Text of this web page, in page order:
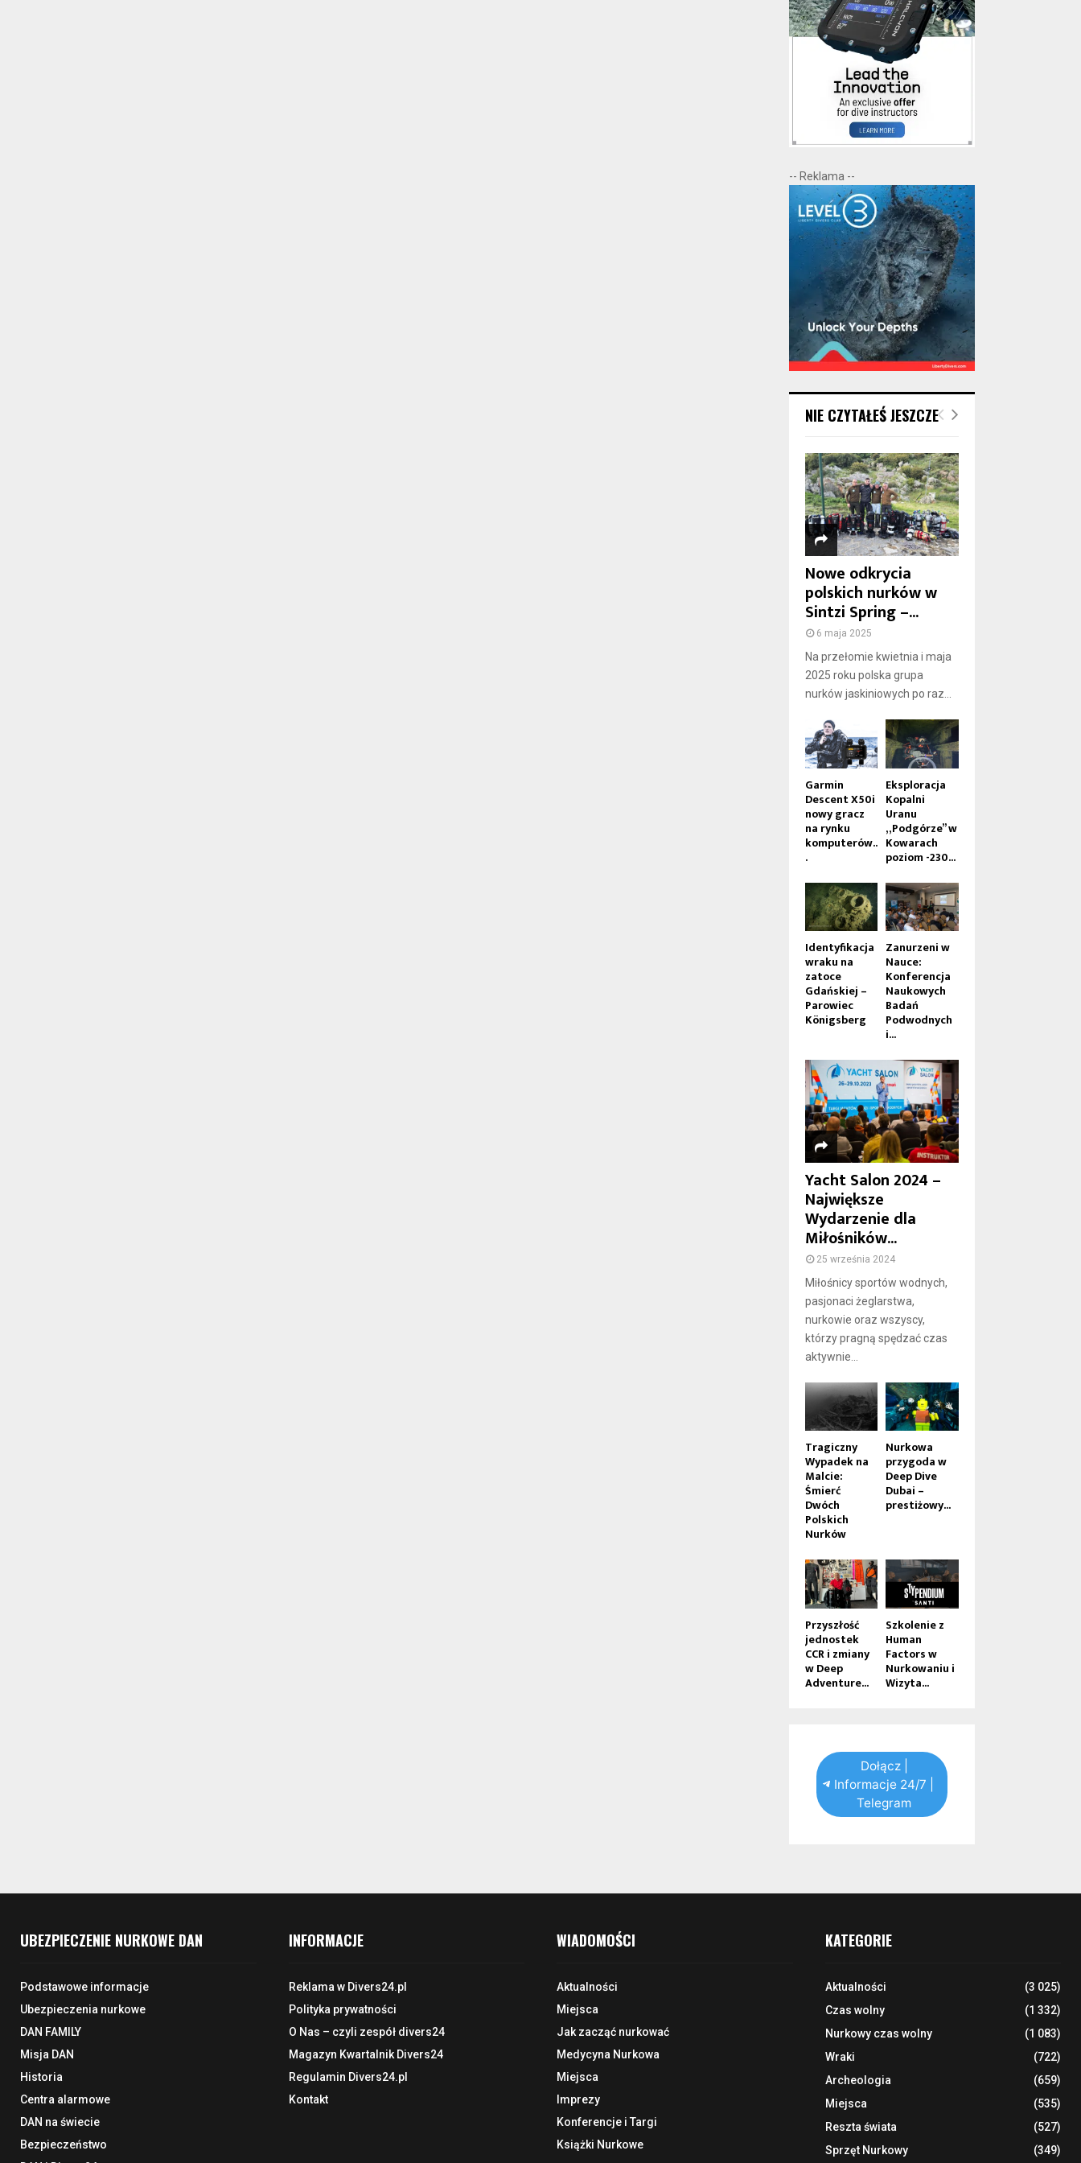
-- Reklama --
NIE CZYTAŁEŚ JESZCZE
Nowe odkrycia
polskich nurków w
Sintzi Spring –...
6 maja 2025
Na przełomie kwietnia i maja
2025 roku polska grupa
nurków jaskiniowych po raz...
Garmin
Descent X50i
nowy gracz
na rynku
komputerów..
.
Eksploracja
Kopalni
Uranu
„Podgórze” w
Kowarach
poziom -230...
Identyfikacja
wraku na
zatoce
Gdańskiej –
Parowiec
Königsberg
Zanurzeni w
Nauce:
Konferencja
Naukowych
Badań
Podwodnych
i...
Yacht Salon 2024 –
Największe
Wydarzenie dla
Miłośników...
25 września 2024
Miłośnicy sportów wodnych,
pasjonaci żeglarstwa,
nurkowie oraz wszyscy,
którzy pragną spędzać czas
aktywnie...
Tragiczny
Wypadek na
Malcie:
Śmierć
Dwóch
Polskich
Nurków
Nurkowa
przygoda w
Deep Dive
Dubai –
prestiżowy...
Przyszłość
jednostek
CCR i zmiany
w Deep
Adventure...
Szkolenie z
Human
Factors w
Nurkowaniu i
Wizyta...
Dołącz |
Informacje 24/7 |
Telegram
UBEZPIECZENIE NURKOWE DAN
Podstawowe informacje
Ubezpieczenia nurkowe
DAN FAMILY
Misja DAN
Historia
Centra alarmowe
DAN na świecie
Bezpieczeństwo
INFORMACJE
Reklama w Divers24.pl
Polityka prywatności
O Nas – czyli zespół divers24
Magazyn Kwartalnik Divers24
Regulamin Divers24.pl
Kontakt
WIADOMOŚCI
Aktualności
Miejsca
Jak zacząć nurkować
Medycyna Nurkowa
Miejsca
Imprezy
Konferencje i Targi
Książki Nurkowe
KATEGORIE
Aktualności
(3 025)
Czas wolny
(1 332)
Nurkowy czas wolny
(1 083)
Wraki
(722)
Archeologia
(659)
Miejsca
(535)
Reszta świata
(527)
Sprzęt Nurkowy
(349)